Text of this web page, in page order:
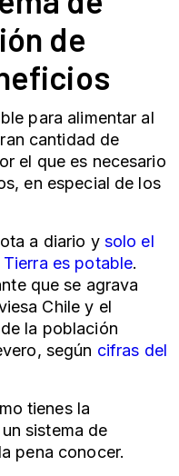
de
para alimentar al
cantidad de
el que es necesario
en especial de los
a diario y solo el
es potable.
que se agrava
Chile y el
la población
según cifras del
tienes la
unsistema de
pena conocer.